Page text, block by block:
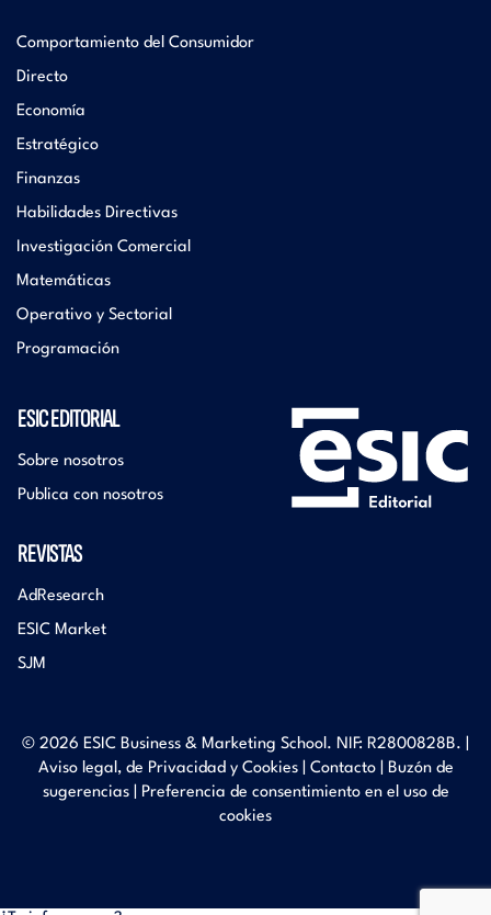
Comportamiento del Consumidor
Directo
Economía
Estratégico
Finanzas
Habilidades Directivas
Investigación Comercial
Matemáticas
Operativo y Sectorial
Programación
ESIC EDITORIAL
Sobre nosotros
Publica con nosotros
REVISTAS
AdResearch
ESIC Market
SJM
© 2026 ESIC Business & Marketing School. NIF: R2800828B. |
Aviso legal, de Privacidad y Cookies| Contacto| Buzón de
sugerencias| Preferencia de consentimiento en el uso de
cookies